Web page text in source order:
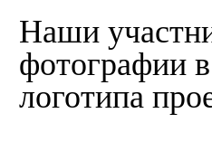
Наши
фотографии
логотипа